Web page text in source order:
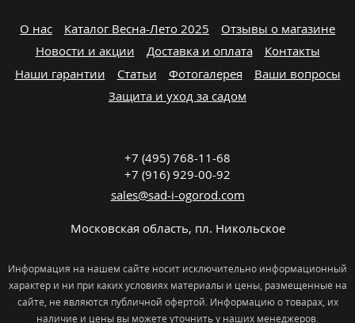
О нас Каталог Весна-Лето 2025
Отзывы о магазине
Новости и акции
Доставка и оплата
Контакты
Наши гарантии
Статьи Фотогалерея
Ваши вопросы
Защита и уход за садом
+7 (495) 768-11-68
+7 (916) 929-00-92
sales@sad-i-ogorod.com
Московская область, пл. Никольcкое
Информация на нашем сайте носит исключительно информационный
характер и ни при каких условиях материалы и цены, размещенные на
сайте, не являются публичной офертой. Информацию о товарах, их
наличие и цены вы можете уточнить у наших менеджеров.